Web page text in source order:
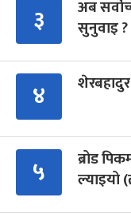
३
अब
सुनुवाइ ?
४
५
ब्रोड
ल्याइयो